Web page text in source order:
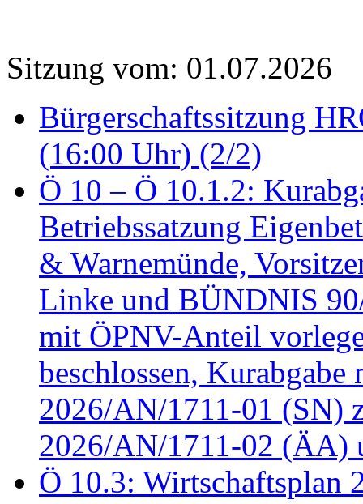
Sitzung vom: 01.07.2026
Bürgerschaftssitzung
(16:00 Uhr) (2/2)
Ö 10 – Ö 10.1.2:
Betriebssatzung
& Warnemünde,
Linke und BÜNDNIS
mit ÖPNV-Anteil
beschlossen,
2026/AN/1711-01 (SN)
2026/AN/1711-02 (ÄA)
Ö 10.3: Wirtschaftsplan